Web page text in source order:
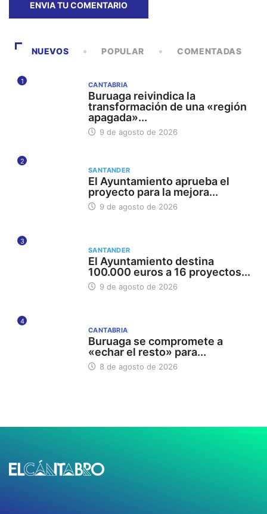
NUEVOS POPULAR COMENTADAS
1 CANTABRIA
Buruaga reivindica la
transformación de una «región
apagada»...
9 de agosto de 2026
2
SANTANDER
El Ayuntamiento aprueba el
proyecto para la mejora...
9 de agosto de 2026
3
SANTANDER
El Ayuntamiento destina
100.000 euros a 16 proyectos...
9 de agosto de 2026
4
CANTABRIA
Buruaga se compromete a
«echar el resto» para...
8 de agosto de 2026